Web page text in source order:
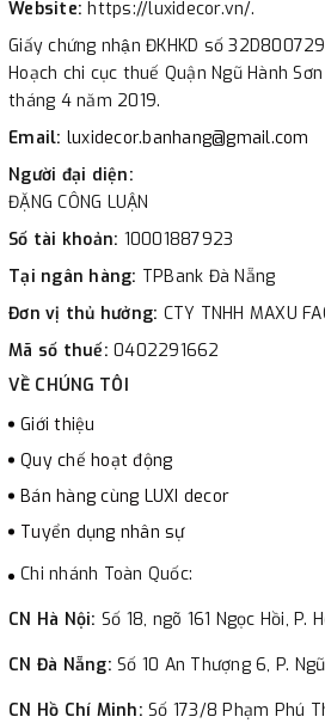
Website: https://luxidecor.vn/.
Giấy chứng nhận ĐKHKD số
Hoạch chi cục thuế Quận Ngũ Hành
tháng 4 năm 2019.
Email: luxidecor.banhang@gmail.com
Người đại diện:
ĐẶNG CÔNG LUẬN
Số tài khoản: 10001887923
Tại ngân hàng: TPBank Đà Nẵng
Đơn vị thủ hưởng: CTY TNHH MAXU
Mã số thuế: 0402291662
VỀ CHÚNG TÔI
Giới thiệu
Quy chế hoạt động
Bán hàng cùng LUXI decor
Tuyển dụng nhân sự
Chi nhánh Toàn Quốc:
CN Hà Nội: Số 18, ngõ 161 Ngọc Hồi, P.
CN Đà Nẵng: Số 10 An Thượng 6, P.
CN Hồ Chí Minh: Số 173/8 Phạm Phú